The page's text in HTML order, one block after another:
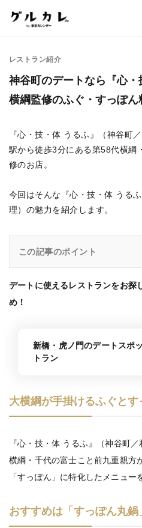
レストラン紹介
神谷町のデートなら『心
横綱監修のふぐ・すっぽん
『心・技・体 うるふ』（神谷町
駅から徒歩3分にある第58代横綱
修のお店。
今回はそんな『心・技・体 うる
理）の魅力を紹介します。
この記事のポイント
デートに使えるレストランをお探
め！
新橋・虎ノ門のデートスポ
トラン
大横綱が手掛けるふぐと
『心・技・体 うるふ』（神谷町
横綱・千代の富士こと前九重親方
「すっぽん」に特化したメニュー
おすすめは「すっぽん丸